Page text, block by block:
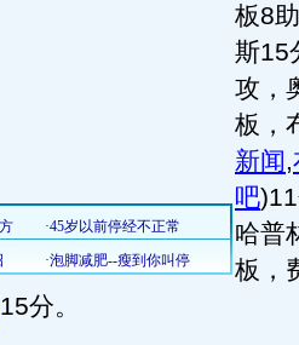
板8
斯15
攻，
板，
新闻,
吧)
哈普
板，
15分。